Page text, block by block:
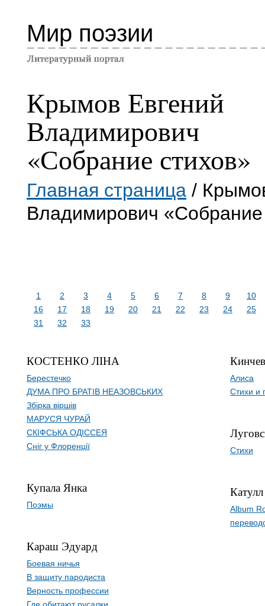
Мир поэзии
Крымов Евгений
Владимирович
«Собрание стихов»
Главная страница /
Владимирович «Собрание
1 2 3 4 5 6 7 8 9
10
16
17 18 19 20 21 22 23 24
25
31
32 33
КОСТЕНКО ЛІНА
Берестечко
ДУМА ПРО БРАТІВ НЕАЗОВСЬКИХ
Збірка віршів
МАРУСЯ ЧУРАЙ
СКІФСЬКА ОДІССЕЯ
Сніг у Флоренції
Купала Янка
Поэмы
Караш Эдуард
Боевая ничья
В защиту пародиста
Верность профессии
Алиса
Стихи и
Стихи
Album